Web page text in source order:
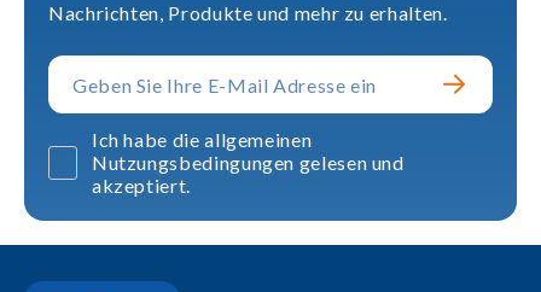
Nachrichten, Produkte und mehr zu erhalten.
Ich habe die allgemeinen
Nutzungsbedingungen gelesen und
akzeptiert.